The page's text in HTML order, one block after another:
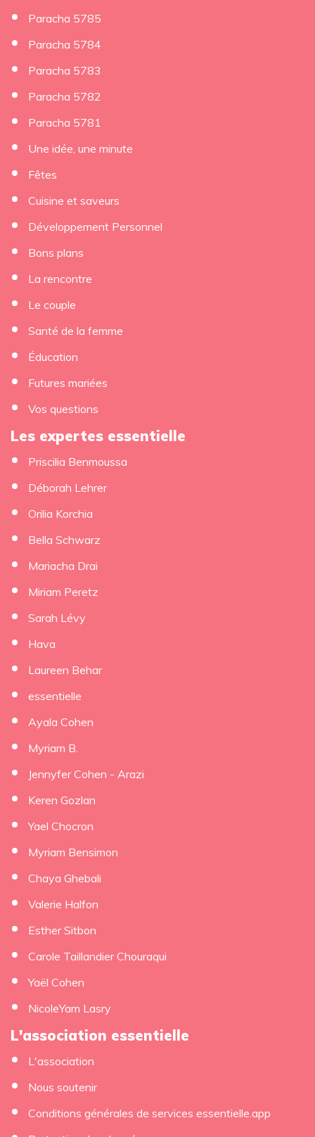
Paracha 5785
Paracha 5784
Paracha 5783
Paracha 5782
Paracha 5781
Une idée, une minute
Fêtes
Cuisine et saveurs
Développement Personnel
Bons plans
La rencontre
Le couple
Santé de la femme
Éducation
Futures mariées
Vos questions
Les expertes essentielle
Priscilia Benmoussa
Déborah Lehrer
Orilia Korchia
Bella Schwarz
Mariacha Drai
Miriam Peretz
Sarah Lévy
Hava
Laureen Behar
essentielle
Ayala Cohen
Myriam B.
Jennyfer Cohen - Arazi
Keren Gozlan
Yael Chocron
Myriam Bensimon
Chaya Ghebali
Valerie Halfon
Esther Sitbon
Carole Taillandier Chouraqui
Yaël Cohen
NicoleYam Lasry
L'association essentielle
L'association
Nous soutenir
Conditions générales de services essentielle.app